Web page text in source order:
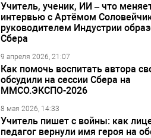
Учитель, ученик, ИИ – что
интервью с Артёмом
руководителем Индустрии
Сбера
9 апреля 2026, 21:07
Как помочь воспитать автора
обсудили на сессии Сбера на
ММСО.ЭКСПО-2026
8 мая 2026, 14:33
Учитель пишет с войны: как
педагог вернули имя героя на